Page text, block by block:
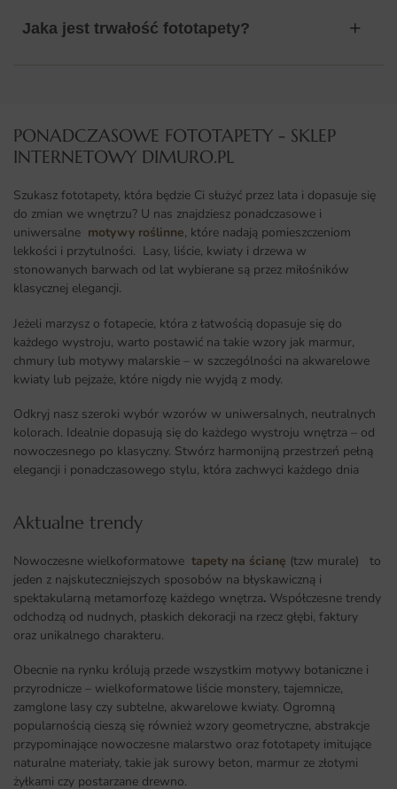
Jaka jest trwałość fototapety?
PONADCZASOWE FOTOTAPETY - SKLEP
INTERNETOWY DIMURO.PL​
Szukasz fototapety, która będzie Ci służyć przez lata i dopasuje się
do zmian we wnętrzu? U nas znajdziesz ponadczasowe i
uniwersalne motywy roślinne, które nadają pomieszczeniom
lekkości i przytulności. Lasy, liście, kwiaty i drzewa w
stonowanych barwach od lat wybierane są przez miłośników
klasycznej elegancji.
Jeżeli marzysz o fotapecie, która z łatwością dopasuje się do
każdego wystroju, warto postawić na takie wzory jak marmur,
chmury lub motywy malarskie – w szczególności na akwarelowe
kwiaty lub pejzaże, które nigdy nie wyjdą z mody.
Odkryj nasz szeroki wybór wzorów w uniwersalnych, neutralnych
kolorach. Idealnie dopasują się do każdego wystroju wnętrza – od
nowoczesnego po klasyczny. Stwórz harmonijną przestrzeń pełną
elegancji i ponadczasowego stylu, która zachwyci każdego dnia
Aktualne trendy​
Nowoczesne wielkoformatowe tapety na ścianę (tzw murale) to
jeden z najskuteczniejszych sposobów na błyskawiczną i
spektakularną metamorfozę każdego wnętrza. Współczesne trendy
odchodzą od nudnych, płaskich dekoracji na rzecz głębi, faktury
oraz unikalnego charakteru.
Obecnie na rynku królują przede wszystkim motywy botaniczne i
przyrodnicze – wielkoformatowe liście monstery, tajemnicze,
zamglone lasy czy subtelne, akwarelowe kwiaty. Ogromną
popularnością cieszą się również wzory geometryczne, abstrakcje
przypominające nowoczesne malarstwo oraz fototapety imitujące
naturalne materiały, takie jak surowy beton, marmur ze złotymi
żyłkami czy postarzane drewno.